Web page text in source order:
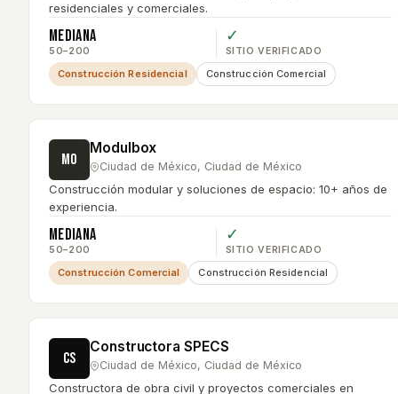
residenciales y comerciales.
Mediana
50–200
✓
SITIO VERIFICADO
Construcción Residencial Construcción Comercial
MO
Modulbox
Ciudad de México, Ciudad de México
Construcción modular y soluciones de espacio: 10+ años de
experiencia.
Mediana
50–200
✓
SITIO VERIFICADO
Construcción Comercial Construcción Residencial
CS
Constructora SPECS
Ciudad de México, Ciudad de México
Constructora de obra civil y proyectos comerciales en